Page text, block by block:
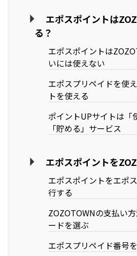
エポスポイントは
る？
エポスポイントは
いには使えない
エポスプリペイドを使
トを使える
ポイントUPサイトは「
「貯める」サービス
エポスポイントを
エポスポイントをエポ
行する
ZOZOTOWNの支払い
ードを選ぶ
エポスプリペイド番号